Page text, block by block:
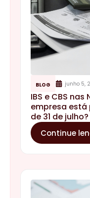
BLOG junho 5,
IBS e CBS
empresa
de 31 de julho?
Continue